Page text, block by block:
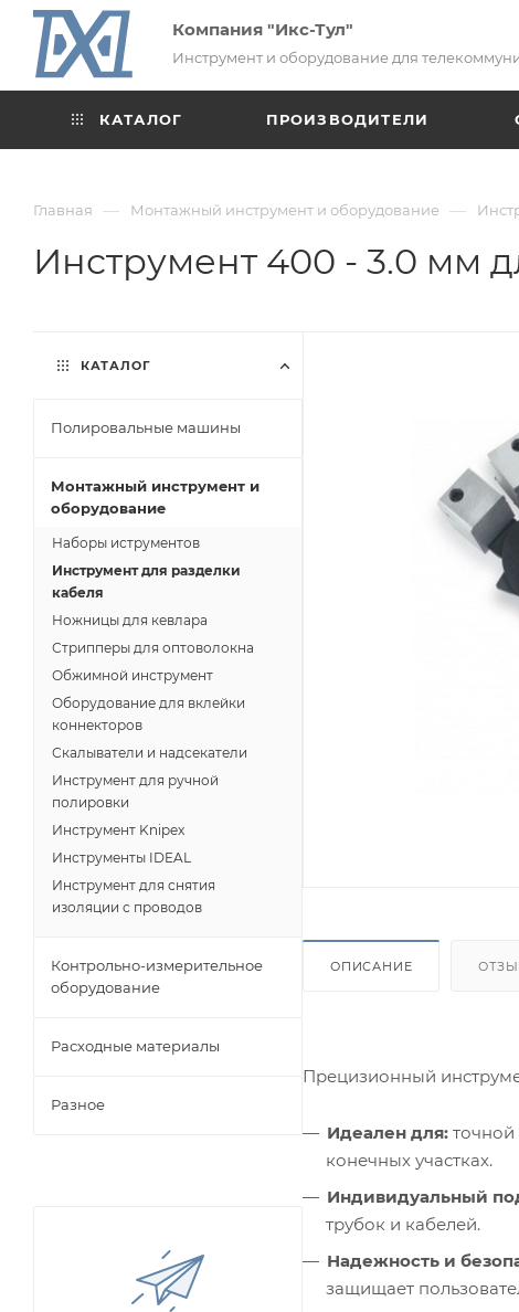
Компания "Икс-Тул"
Инструмент и оборудование для
КАТАЛОГ ПРОИЗВОДИТЕЛИ
Главная — Монтажный инструмент и оборудование —
Инструмент 400 - 3.0 мм
ОПИСАНИЕ
Прецизионный
Идеален для:
конечных участках.
Индивидуальный
трубок и кабелей.
Надежность и
защищает
КАТАЛОГ
Полировальные машины
Монтажный инструмент и
оборудование
Наборы иструментов
Инструмент для разделки
кабеля
Ножницы для кевлара
Стрипперы для оптоволокна
Обжимной инструмент
Оборудование для вклейки
коннекторов
Скалыватели и надсекатели
Инструмент для ручной
полировки
Инструмент Knipex
Инструменты IDEAL
Инструмент для снятия
изоляции с проводов
Контрольно-измерительное
оборудование
Расходные материалы
Разное